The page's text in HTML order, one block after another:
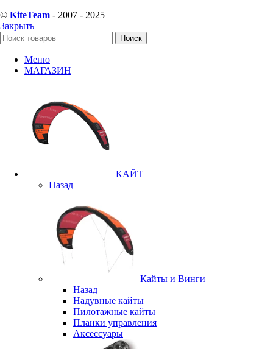
© KiteTeam - 2007 - 2025
Закрыть
Поиск
Меню
МАГАЗИН
КАЙТ
Назад
Кайты и Винги
Назад
Надувные кайты
Пилотажные кайты
Планки управления
Аксессуары